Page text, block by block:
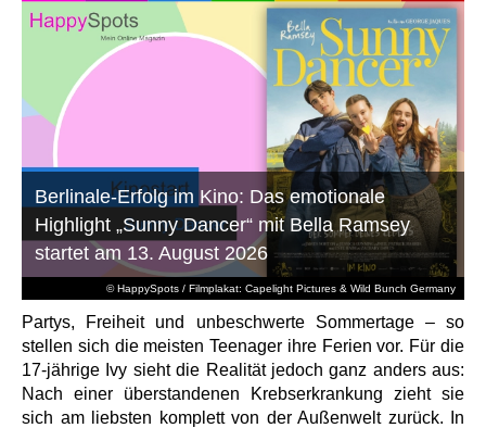
© HappySpots / Filmplakat: Capelight Pictures & Wild Bunch Germany
Berlinale-Erfolg im Kino: Das emotionale
Highlight „Sunny Dancer“ mit Bella Ramsey
startet am 13. August 2026
Partys, Freiheit und unbeschwerte Sommertage – so
stellen sich die meisten Teenager ihre Ferien vor. Für die
17-jährige Ivy sieht die Realität jedoch ganz anders aus:
Nach einer überstandenen Krebserkrankung zieht sie
sich am liebsten komplett von der Außenwelt zurück. In